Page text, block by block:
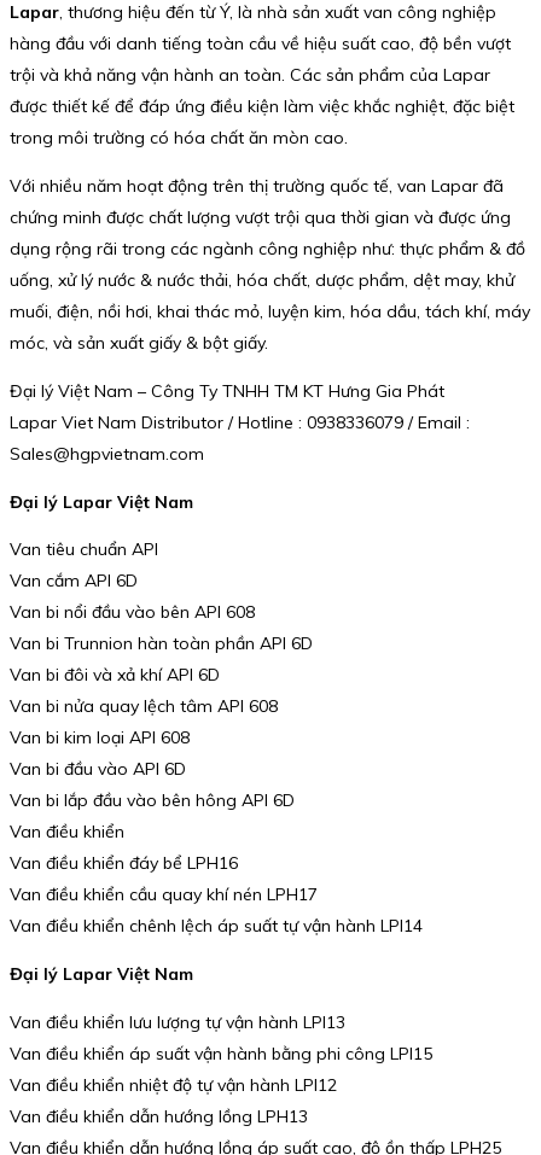
Lapar, thương hiệu đến từ Ý, là nhà sản xuất van công nghiệp
hàng đầu với danh tiếng toàn cầu về hiệu suất cao, độ bền vượt
trội và khả năng vận hành an toàn. Các sản phẩm của Lapar
được thiết kế để đáp ứng điều kiện làm việc khắc nghiệt, đặc biệt
trong môi trường có hóa chất ăn mòn cao.
Với nhiều năm hoạt động trên thị trường quốc tế, van Lapar đã
chứng minh được chất lượng vượt trội qua thời gian và được ứng
dụng rộng rãi trong các ngành công nghiệp như: thực phẩm & đồ
uống, xử lý nước & nước thải, hóa chất, dược phẩm, dệt may, khử
muối, điện, nồi hơi, khai thác mỏ, luyện kim, hóa dầu, tách khí, máy
móc, và sản xuất giấy & bột giấy.
Đại lý Việt Nam – Công Ty TNHH TM KT Hưng Gia Phát
Lapar Viet Nam Distributor / Hotline : 0938336079 / Email :
Sales@hgpvietnam.com
Đại lý Lapar Việt Nam
Van tiêu chuẩn API
Van cắm API 6D
Van bi nổi đầu vào bên API 608
Van bi Trunnion hàn toàn phần API 6D
Van bi đôi và xả khí API 6D
Van bi nửa quay lệch tâm API 608
Van bi kim loại API 608
Van bi đầu vào API 6D
Van bi lắp đầu vào bên hông API 6D
Van điều khiển
Van điều khiển đáy bể LPH16
Van điều khiển cầu quay khí nén LPH17
Van điều khiển chênh lệch áp suất tự vận hành LPI14
Đại lý Lapar Việt Nam
Van điều khiển lưu lượng tự vận hành LPI13
Van điều khiển áp suất vận hành bằng phi công LPI15
Van điều khiển nhiệt độ tự vận hành LPI12
Van điều khiển dẫn hướng lồng LPH13
Van điều khiển dẫn hướng lồng áp suất cao, độ ồn thấp LPH25